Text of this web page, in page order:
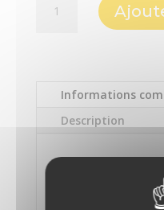
Informations
Description